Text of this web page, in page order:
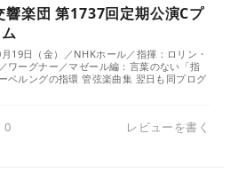
響楽団 第1737回定期公演Cプ
19日（金）／NHKホール／指揮：ロリン・
ワーグナー／マゼール編：言葉のない「指
ベルングの指環 管弦楽曲集 翌日も同プログ
0 レビューを書く